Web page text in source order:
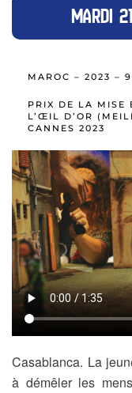
MARDI
MAROC – 2023 –
PRIX DE LA MISE
L’ŒIL D’OR
CANNES 2023
Casablanca. La
à démêler les